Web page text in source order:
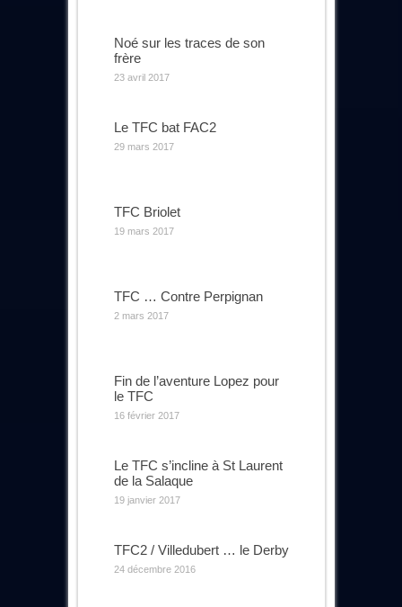
Noé sur les traces de son
frère
23 avril 2017
Le TFC bat FAC2
29 mars 2017
TFC Briolet
19 mars 2017
TFC … Contre Perpignan
2 mars 2017
Fin de l’aventure Lopez pour
le TFC
16 février 2017
Le TFC s’incline à St Laurent
de la Salaque
19 janvier 2017
TFC2 / Villedubert … le Derby
24 décembre 2016